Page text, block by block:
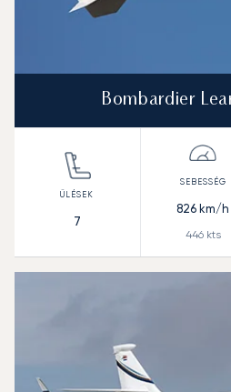
Bombardier
7
826 km/h
446kts